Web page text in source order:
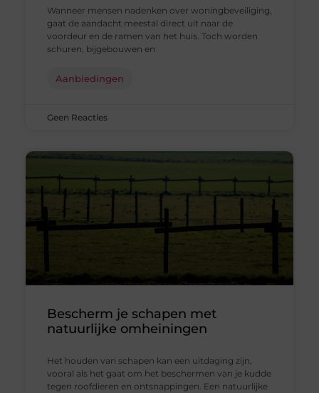
Wanneer mensen nadenken over woningbeveiliging,
gaat de aandacht meestal direct uit naar de
voordeur en de ramen van het huis. Toch worden
schuren, bijgebouwen en
Aanbiedingen
Geen Reacties
Bescherm je schapen met
natuurlijke omheiningen
Het houden van schapen kan een uitdaging zijn,
vooral als het gaat om het beschermen van je kudde
tegen roofdieren en ontsnappingen. Een natuurlijke